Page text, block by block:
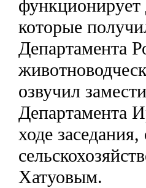
которые
Департамента
озвучил
Департамента
ходе
Хатуовым.